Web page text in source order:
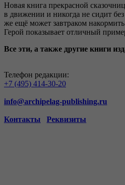
Новая книга прекрасной
в движении и никогда не сидит
же ещё может завтраком
Герой показывает отличный
Все эти, а также другие книги
Телефон редакции:
+7 (495) 414-30-20
info@archipelag-publishing.ru
Контакты Реквизиты